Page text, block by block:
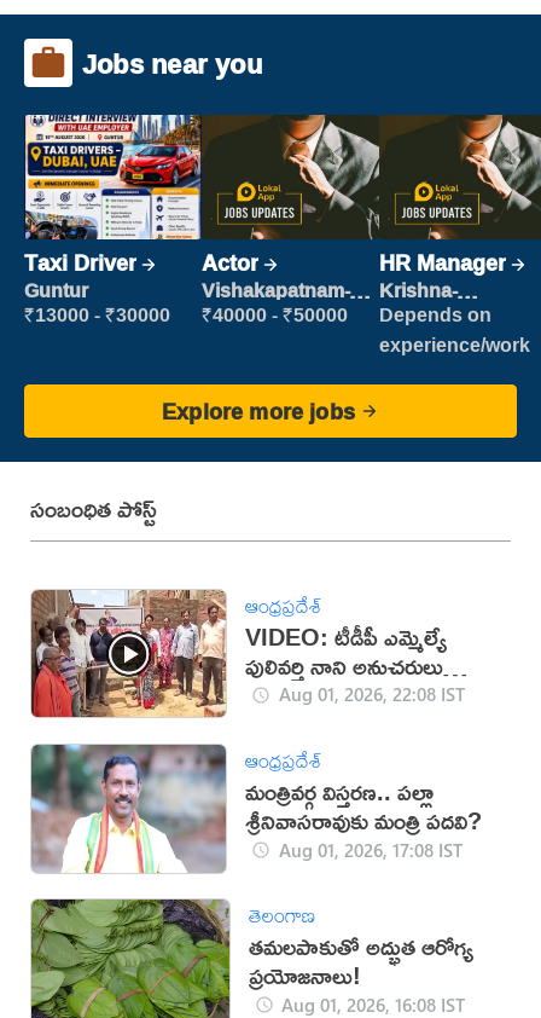
Jobs near you
Taxi Driver
Guntur
₹13000 - ₹30000
Actor
Vishakapatnam-
new
₹40000 - ₹50000
HR Manager
Krishna-
vijayawada
Depends on
experience/work
Explore more jobs
సంబంధిత పోస్ట్
ఆంధ్రప్రదేశ్
VIDEO: టీడీపీ ఎమ్మెల్యే
పులివర్తి నాని అనుచరులు
అరాచకం
Aug 01, 2026, 22:08 IST
ఆంధ్రప్రదేశ్
మంత్రివర్గ విస్తరణ.. పల్లా
శ్రీనివాసరావుకు మంత్రి పదవి?
Aug 01, 2026, 17:08 IST
తెలంగాణ
తమలపాకుతో అద్భుత ఆరోగ్య
ప్రయోజనాలు!
Aug 01, 2026, 16:08 IST